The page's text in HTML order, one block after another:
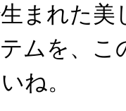
まれた
ムを、
ね。